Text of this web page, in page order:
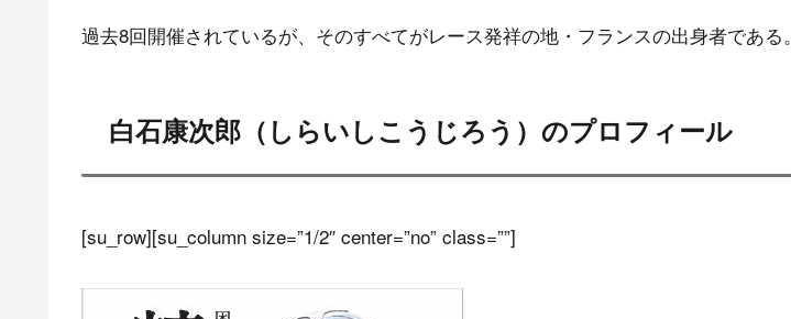
過去8回開催されているが、そのすべてがレース発祥の地・フランスの出身者である。
白石康次郎（しらいしこうじろう）のプロフィール
[su_row][su_column size=”1/2″ center=”no” class=””]